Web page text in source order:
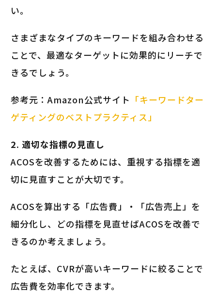
い。
さまざまなタイプのキーワードを組み合わせる
ことで、最適なターゲットに効果的にリーチで
きるでしょう。
参考元：Amazon公式サイト 「キーワードター
ゲティングのベストプラクティス」
2. 適切な指標の見直し
ACOSを改善するためには、重視する指標を適
切に見直すことが大切です。
ACOSを算出する「広告費」・「広告売上」を
細分化し、どの指標を見直せばACOSを改善で
きるのか考えましょう。
たとえば、CVRが高いキーワードに絞ることで
広告費を効率化できます。